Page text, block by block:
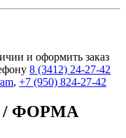
и оформить заказ
8 (3412) 24-27-42
, +7 (950) 824-27-42
/ ФОРМА